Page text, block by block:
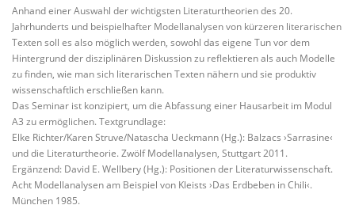
Anhand einer Auswahl der wichtigsten Literaturtheorien des 20.
Jahrhunderts und beispielhafter Modellanalysen von kürzeren literarischen
Texten soll es also möglich werden, sowohl das eigene Tun vor dem
Hintergrund der disziplinären Diskussion zu reflektieren als auch Modelle
zu finden, wie man sich literarischen Texten nähern und sie produktiv
wissenschaftlich erschließen kann.
Das Seminar ist konzipiert, um die Abfassung einer Hausarbeit im Modul
A3 zu ermöglichen. Textgrundlage:
Elke Richter/Karen Struve/Natascha Ueckmann (Hg.): Balzacs ›Sarrasine‹
und die Literaturtheorie. Zwölf Modellanalysen, Stuttgart 2011.
Ergänzend: David E. Wellbery (Hg.): Positionen der Literaturwissenschaft.
Acht Modellanalysen am Beispiel von Kleists ›Das Erdbeben in Chili‹.
München 1985.